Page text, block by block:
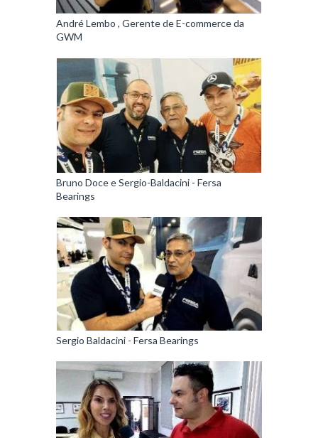
André Lembo , Gerente de E-commerce da
GWM
Bruno Doce e Sergio-Baldacini - Fersa
Bearings
Sergio Baldacini - Fersa Bearings